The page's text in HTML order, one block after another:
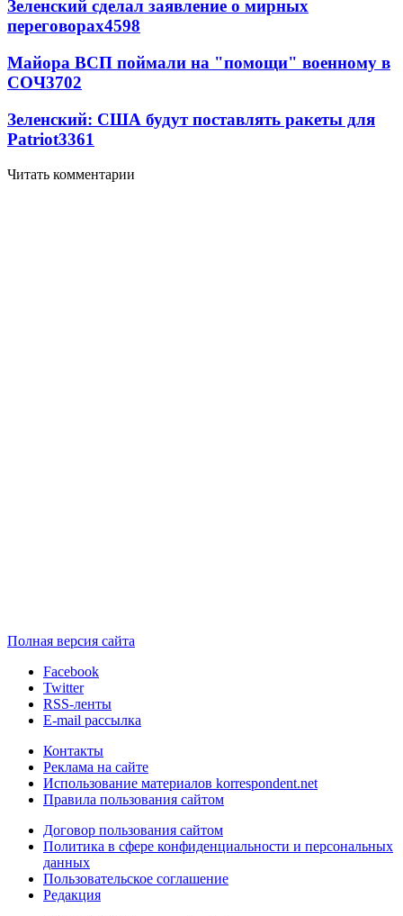
Зеленский сделал заявление о мирных
переговорах4598
Майора ВСП поймали на "помощи" военному в
СОЧ3702
Зеленский: США будут поставлять ракеты для
Patriot3361
Читать комментарии
Полная версия сайта
Facebook
Twitter
RSS-ленты
E-mail рассылка
Контакты
Реклама на сайте
Использование материалов korrespondent.net
Правила пользования сайтом
Договор пользования сайтом
Политика в сфере конфиденциальности и персональных
данных
Пользовательское соглашение
Редакция